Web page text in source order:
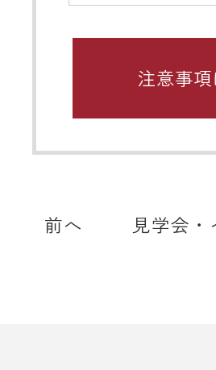
ようご協力をお
関するお願い
携帯メールのド
home.com】も
前へ 見学会